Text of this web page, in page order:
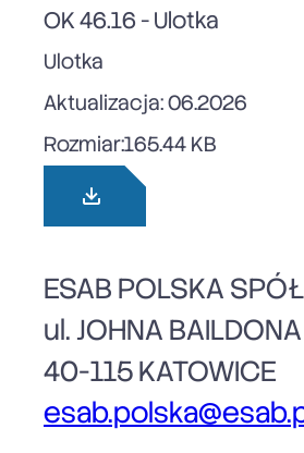
OK 46.16 - Ulotka
Ulotka
Aktualizacja: 06.2026
Rozmiar:165.44 KB
ESAB POLSKA
ul. JOHNA
40-115 KATOWICE